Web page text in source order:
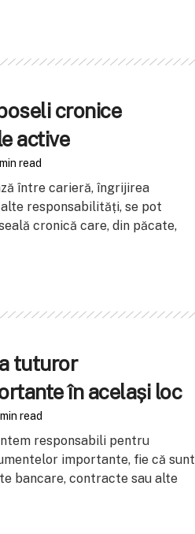
cronice
active
read
între carieră, îngrijirea
responsabilități, se pot
cronică care, din păcate,
tuturor
în același loc
read
responsabili pentru
importante, fie că sunt
bancare, contracte sau alte